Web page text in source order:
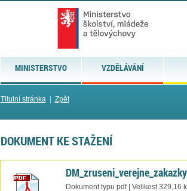
MINISTERSTVO VZDĚLÁVÁNÍ
Titulní stránka| Zpět
DOKUMENT KE STAŽENÍ
Dokument typu pdf | Velikost 329,16